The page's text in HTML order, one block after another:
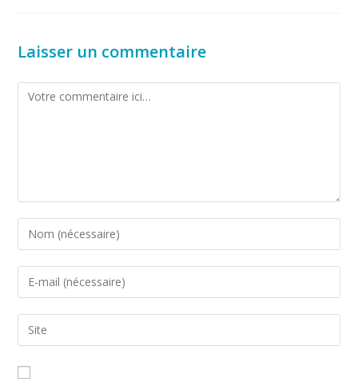
Laisser un commentaire